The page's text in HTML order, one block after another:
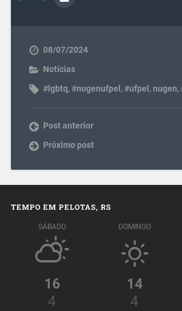
08/07/2024
Notícias
#lgbtq,#nugenufpel ,#ufpel ,nugen,
Post anterior
Próximo post
TEMPO EM PELOTAS, RS
SÁBADO
16
4
DOMINGO
14
4